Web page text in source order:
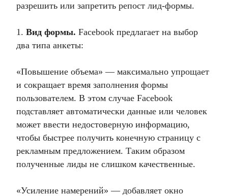
разрешить или запретить репост лид-формы.
1. Вид формы. Facebook предлагает на выбор
два типа анкеты:
«Повышение объема» — максимально упрощает
и сокращает время заполнения формы
пользователем. В этом случае Facebook
подставляет автоматически данные или человек
может ввести недостоверную информацию,
чтобы быстрее получить конечную страницу с
рекламным предложением. Таким образом
полученные лиды не слишком качественные.
«Усиление намерений» — добавляет окно